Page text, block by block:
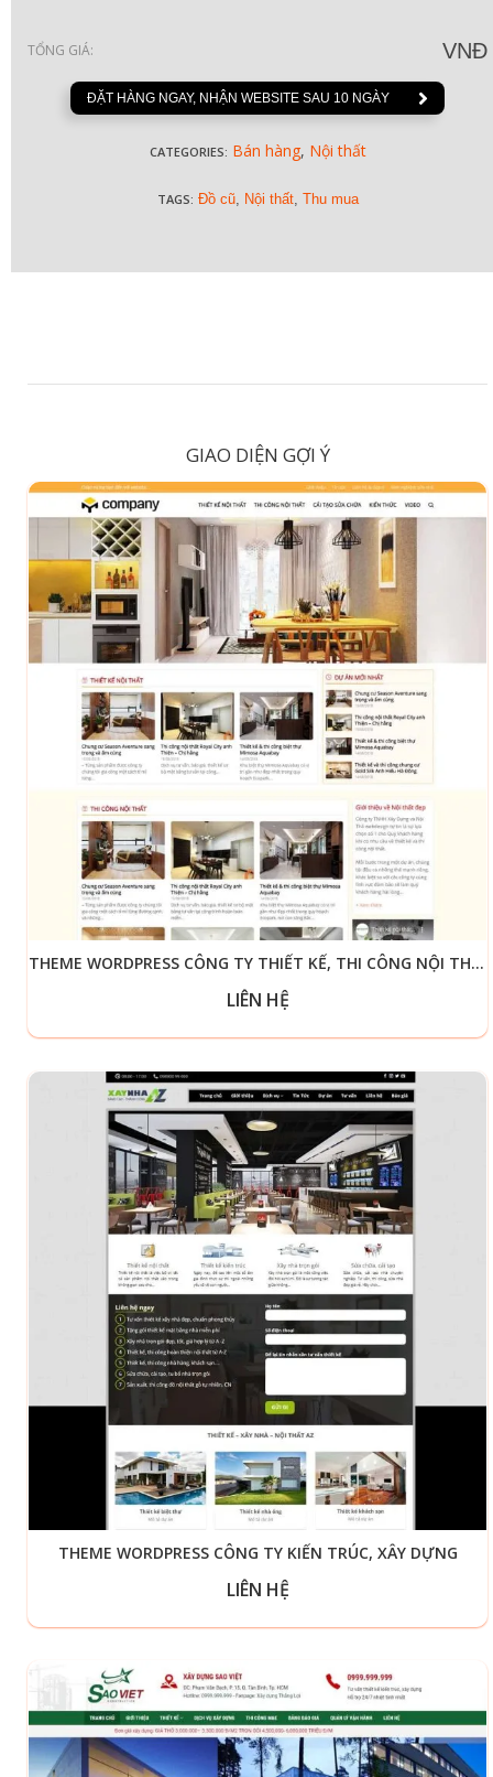
TỔNG GIÁ: VNĐ
ĐẶT HÀNG NGAY, NHẬN WEBSITE SAU 10 NGÀY
CATEGORIES: Bán hàng, Nội thất
TAGS: Đồ cũ, Nội thất, Thu mua
GIAO DIỆN GỢI Ý
THEME WORDPRESS CÔNG TY THIẾT KẾ, THI CÔNG NỘI THẤT 05
LIÊN HỆ
THEME WORDPRESS CÔNG TY KIẾN TRÚC, XÂY DỰNG
LIÊN HỆ